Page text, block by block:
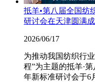
抵羊•第八届全国纺
研讨会在天津圆满成
2026/06/17
为推动我国纺织行
程”为主题的抵羊·
年新标准研讨会于6